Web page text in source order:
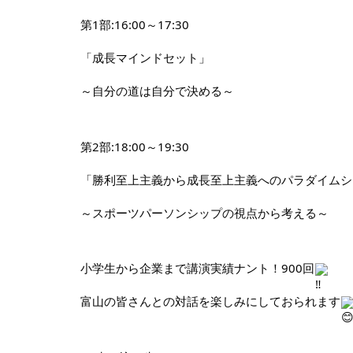
第1部:16:00～17:30
「成長マインドセット」
～自分の道は自分で決める～
第2部:18:00～19:30
「勝利至上主義から成長至上主義へのパラダイ
～スポーツパーソンシップの視点から考える～
小学生から企業まで講演実績ナント！900回
富山の皆さんとの対話を楽しみにしておられます